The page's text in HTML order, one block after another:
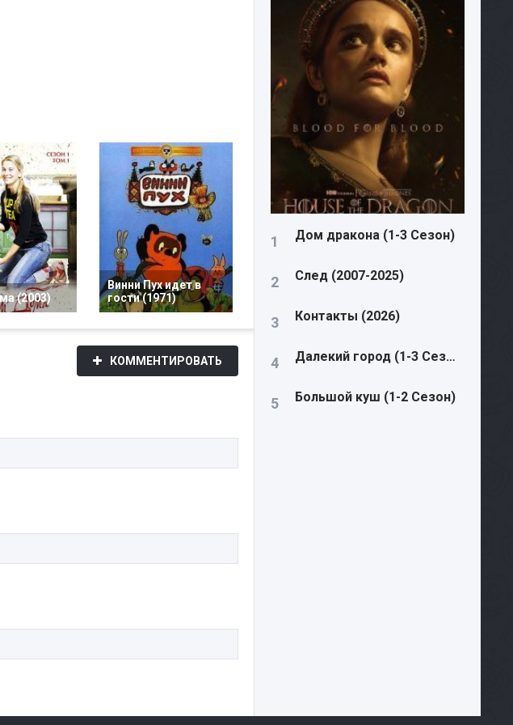
(2003)
Винни Пух идет в
гости (1971)
КОММЕНТИРОВАТЬ
Дом дракона (1-3 Сезон)
След (2007-2025)
Контакты (2026)
Далекий город (1-3 Сезон)
Большой куш (1-2 Сезон)